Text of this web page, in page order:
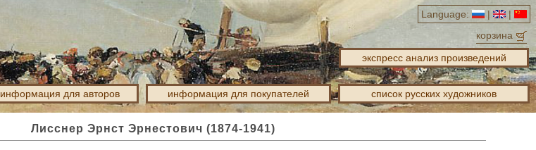
Language: |
|
корзина
экспресс анализ произведений
информация для авторов информация для покупателей список русских художников
Лисснер Эрнст Эрнестович (1874-1941)